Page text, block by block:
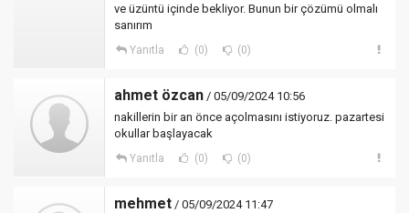
ve üzüntü içinde bekliyor. Bunun bir çözümü olmalı
sanırım
Yanıtla (0) (0)
ahmet özcan / 05/09/2024 10:56
nakillerin bir an önce açolmasını istiyoruz. pazartesi
okullar başlayacak
Yanıtla (0) (0)
mehmet / 05/09/2024 11:47